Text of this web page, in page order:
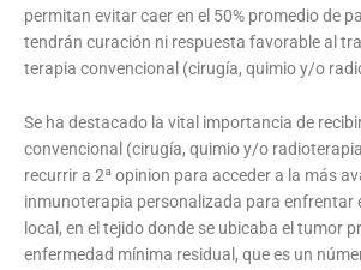
permitan evitar caer en el 50% promedio de
tendrán curación ni respuesta favorable al
terapia convencional (cirugía, quimio y/o
Se ha destacado la vital importancia de
convencional (cirugía, quimio y/o
recurrir a 2ª opinion para acceder a la más
inmunoterapia personalizada para enfrentar
local, en el tejido donde se ubicaba el tumor
enfermedad mínima residual, que es un